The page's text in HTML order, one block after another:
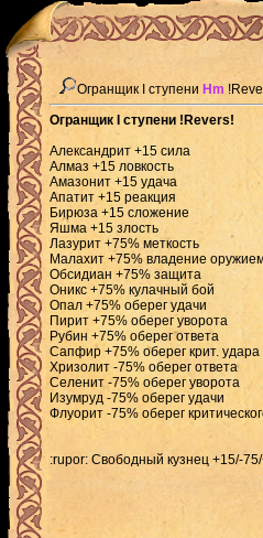
Огранщик I ступени Hm
Огранщик I ступени !Revers!
Александрит +15 сила
Алмаз +15 ловкость
Амазонит +15 удача
Апатит +15 реакция
Бирюза +15 сложение
Яшма +15 злость
Лазурит +75% меткость
Малахит +75% владение
Обсидиан +75% защита
Оникс +75% кулачный бой
Опал +75% оберег удачи
Пирит +75% оберег уворота
Рубин +75% оберег ответа
Сапфир +75% оберег крит. удара
Хризолит -75% оберег ответа
Селенит -75% оберег уворота
Изумруд -75% оберег удачи
Флуорит -75% оберег
:rupor: Свободный кузнец +15/-